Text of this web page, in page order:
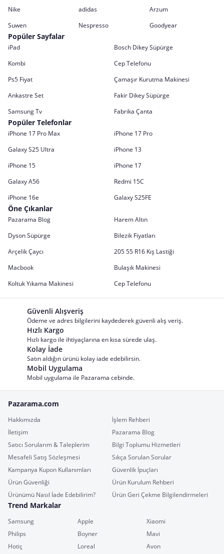
Nike adidas
Arzum
Suwen
Nespresso Goodyear
Popüler Sayfalar
iPad
Bosch Dikey Süpürge
Kombi
Cep Telefonu
Ps5 Fiyat
Çamaşır Kurutma Makinesi
Ankastre Set
Fakir Dikey Süpürge
Samsung Tv
Fabrika Çanta
Popüler Telefonlar
iPhone 17 Pro Max
iPhone 17 Pro
Galaxy S25 Ultra
iPhone 13
iPhone 15
iPhone 17
Galaxy A56
Redmi 15C
iPhone 16e
Galaxy S25FE
Öne Çıkanlar
Pazarama Blog
Harem Altın
Dyson Süpürge
Bilezik Fiyatları
Arçelik Çaycı
205 55 R16 Kış Lastiği
Macbook
Bulaşık Makinesi
Koltuk Yıkama Makinesi
Cep Telefonu
Güvenli Alışveriş
Ödeme ve adres bilgilerini kaydederek güvenli alış veriş.
Hızlı Kargo
Hızlı kargo ile ihtiyaçlarına en kısa sürede ulaş.
Kolay İade
Satın aldığın ürünü kolay iade edebilirsin.
Mobil Uygulama
Mobil uygulama ile Pazarama cebinde.
Pazarama.com
Hakkımızda
İşlem Rehberi
İletişim
Pazarama Blog
Satıcı Sorularım & Taleplerim
Bilgi Toplumu Hizmetleri
Mesafeli Satış Sözleşmesi
Sıkça Sorulan Sorular
Kampanya Kupon Kullanımları
Güvenlik İpuçları
Ürün Güvenliği
Ürün Kurulum Rehberi
Ürünümü Nasıl İade Edebilirim?
Ürün Geri Çekme Bilgilendirmeleri
Trend Markalar
Samsung Apple
Xiaomi
Philips
Boyner
Mavi
Hotiç
Loreal
Avon